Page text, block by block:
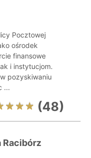
Pocztowej
ośrodek
finansowe
i instytucjom.
pozyskiwaniu
...
(48)
Racibórz